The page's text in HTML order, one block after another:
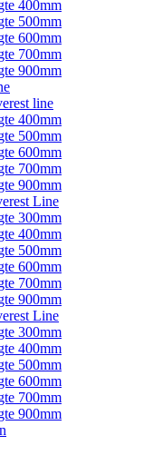
400mm
500mm
600mm
700mm
900mm
line
400mm
500mm
600mm
700mm
900mm
Line
300mm
400mm
500mm
600mm
700mm
900mm
Line
300mm
400mm
500mm
600mm
700mm
900mm